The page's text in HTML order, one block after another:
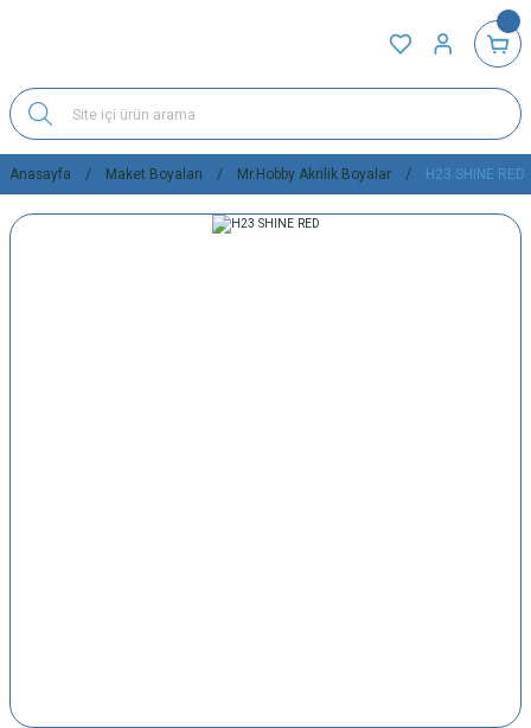
Anasayfa Maket Boyaları Mr.Hobby Akrilik Boyalar H23 SHINE RED